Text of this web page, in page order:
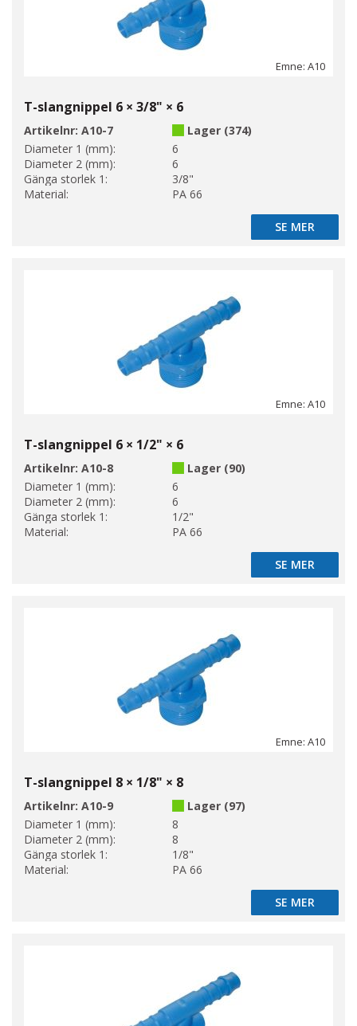
Emne: A10
T-slangnippel 6 × 3/8" × 6
Artikelnr: A10-7
Lager (374)
Diameter 1 (mm):
6
Diameter 2 (mm):
6
Gänga storlek 1:
3/8"
Material:
PA 66
SE MER
SE MER
Emne: A10
T-slangnippel 6 × 1/2" × 6
Artikelnr: A10-8
Lager (90)
Diameter 1 (mm):
6
Diameter 2 (mm):
6
Gänga storlek 1:
1/2"
Material:
PA 66
SE MER
SE MER
Emne: A10
T-slangnippel 8 × 1/8" × 8
Artikelnr: A10-9
Lager (97)
Diameter 1 (mm):
8
Diameter 2 (mm):
8
Gänga storlek 1:
1/8"
Material:
PA 66
SE MER
SE MER